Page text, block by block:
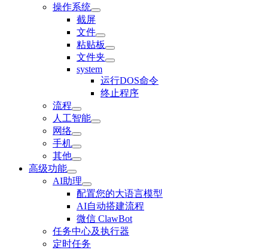
操作系统
截屏
文件
粘贴板
文件夹
system
运行DOS命令
终止程序
流程
人工智能
网络
手机
其他
高级功能
AI助理
配置您的大语言模型
AI自动搭建流程
微信 ClawBot
任务中心及执行器
定时任务